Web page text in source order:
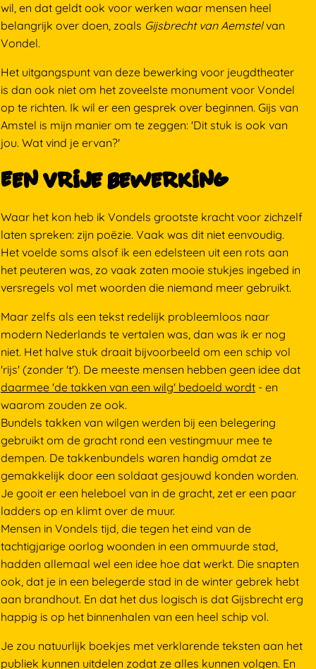
wil, en dat geldt ook voor werken waar mensen heel
belangrijk over doen, zoals Gijsbrecht van Aemstelvan
Vondel.
Het uitgangspunt van deze bewerking voor jeugdtheater
is dan ook niet om het zoveelste monument voor Vondel
op te richten. Ik wil er een gesprek over beginnen. Gijs van
Amstel is mijn manier om te zeggen: 'Dit stuk is ook van
jou. Wat vind je ervan?'
Een vrije bewerking
Waar het kon heb ik Vondels grootste kracht voor zichzelf
laten spreken: zijn poëzie. Vaak was dit niet eenvoudig.
Het voelde soms alsof ik een edelsteen uit een rots aan
het peuteren was, zo vaak zaten mooie stukjes ingebed in
versregels vol met woorden die niemand meer gebruikt.
Maar zelfs als een tekst redelijk probleemloos naar
modern Nederlands te vertalen was, dan was ik er nog
niet. Het halve stuk draait bijvoorbeeld om een schip vol
'rijs' (zonder 't'). De meeste mensen hebben geen idee dat
daarmee 'de takken van een wilg' bedoeld wordt - en
waarom zouden ze ook.
Bundels takken van wilgen werden bij een belegering
gebruikt om de gracht rond een vestingmuur mee te
dempen. De takkenbundels waren handig omdat ze
gemakkelijk door een soldaat gesjouwd konden worden.
Je gooit er een heleboel van in de gracht, zet er een paar
ladders op en klimt over de muur.
Mensen in Vondels tijd, die tegen het eind van de
tachtigjarige oorlog woonden in een ommuurde stad,
hadden allemaal wel een idee hoe dat werkt. Die snapten
ook, dat je in een belegerde stad in de winter gebrek hebt
aan brandhout. En dat het dus logisch is dat Gijsbrecht erg
happig is op het binnenhalen van een heel schip vol.
Je zou natuurlijk boekjes met verklarende teksten aan het
publiek kunnen uitdelen zodat ze alles kunnen volgen. En